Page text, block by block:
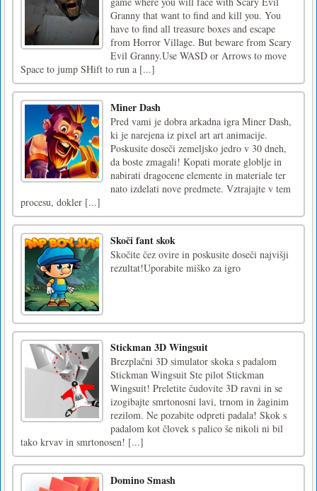
Granny that want to find and kill you. You
have to find all treasure boxes and escape
from Horror Village. But beware from Scary
Evil Granny.Use WASD or Arrows to move
Space to jump SHift to run a [...]
Miner Dash
Pred vami je dobra arkadna igra Miner Dash,
ki je narejena iz pixel art art animacije.
Poskusite doseči zemeljsko jedro v 30 dneh,
da boste zmagali! Kopati morate globlje in
nabirati dragocene elemente in materiale ter
nato izdelati nove predmete. Vztrajajte v tem
procesu, dokler [...]
Skoči fant skok
Skočite čez ovire in poskusite doseči najvišji
rezultat!Uporabite miško za igro
Stickman 3D Wingsuit
Brezplačni 3D simulator skoka s padalom
Stickman Wingsuit Ste pilot Stickman
Wingsuit! Preletite čudovite 3D ravni in se
izogibajte smrtonosni lavi, trnom in žaginim
rezilom. Ne pozabite odpreti padala! Skok s
padalom kot človek s palico še nikoli ni bil
tako krvav in smrtonosen! [...]
Domino Smash